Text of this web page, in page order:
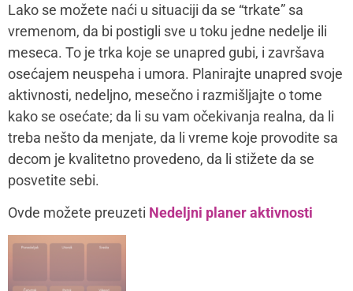
Lako se možete naći u situaciji da se “trkate” sa
vremenom, da bi postigli sve u toku jedne nedelje ili
meseca. To je trka koje se unapred gubi, i završava
osećajem neuspeha i umora. Planirajte unapred svoje
aktivnosti, nedeljno, mesečno i razmišljajte o tome
kako se osećate; da li su vam očekivanja realna, da li
treba nešto da menjate, da li vreme koje provodite sa
decom je kvalitetno provedeno, da li stižete da se
posvetite sebi.
Ovde možete preuzeti Nedeljni planer aktivnosti